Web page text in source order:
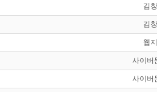
김
김
웹
사이버
사이버